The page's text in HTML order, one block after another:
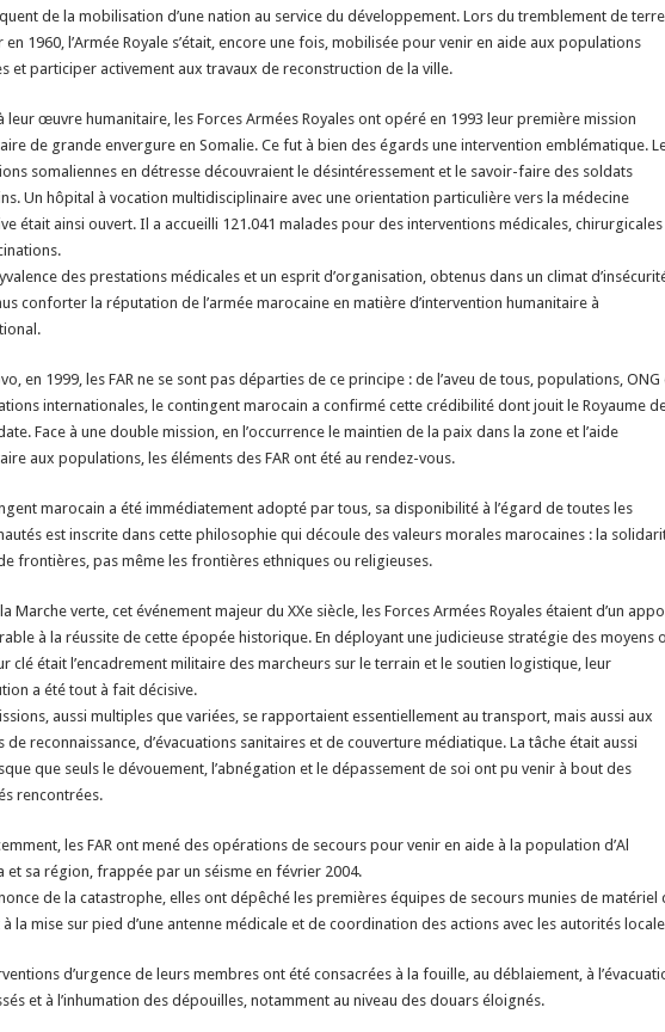
de la mobilisation d’une nation au service du développement. Lors du tremblement de terre
en 1960, l’Armée Royale s’était, encore une fois, mobilisée pour venir en aide aux populations
et participer activement aux travaux de reconstruction de la ville.
leur œuvre humanitaire, les Forces Armées Royales ont opéré en 1993 leur première mission
de grande envergure en Somalie. Ce fut à bien des égards une intervention emblématique.
somaliennes en détresse découvraient le désintéressement et le savoir-faire des soldats
Un hôpital à vocation multidisciplinaire avec une orientation particulière vers la médecine
était ainsi ouvert. Il a accueilli 121.041 malades pour des interventions médicales, chirurgicales
des prestations médicales et un esprit d’organisation, obtenus dans un climat
conforter la réputation de l’armée marocaine en matière d’intervention humanitaire à
en 1999, les FAR ne se sont pas départies de ce principe : de l’aveu de tous, populations, ONG
internationales, le contingent marocain a confirmé cette crédibilité dont jouit le Royaume
Face à une double mission, en l’occurrence le maintien de la paix dans la zone et l’aide
aux populations, les éléments des FAR ont été au rendez-vous.
marocain a été immédiatement adopté par tous, sa disponibilité à l’égard de toutes les
est inscrite dans cette philosophie qui découle des valeurs morales marocaines : la
frontières, pas même les frontières ethniques ou religieuses.
Marche verte, cet événement majeur du XXe siècle, les Forces Armées Royales étaient d’un
à la réussite de cette épopée historique. En déployant une judicieuse stratégie des moyens
clé était l’encadrement militaire des marcheurs sur le terrain et le soutien logistique, leur
a été tout à fait décisive.
aussi multiples que variées, se rapportaient essentiellement au transport, mais aussi aux
de reconnaissance, d’évacuations sanitaires et de couverture médiatique. La tâche était aussi
que seuls le dévouement, l’abnégation et le dépassement de soi ont pu venir à bout des
rencontrées.
les FAR ont mené des opérations de secours pour venir en aide à la population d’Al
et sa région, frappée par un séisme en février 2004.
de la catastrophe, elles ont dépêché les premières équipes de secours munies de matériel
à la mise sur pied d’une antenne médicale et de coordination des actions avec les autorités
d’urgence de leurs membres ont été consacrées à la fouille, au déblaiement, à
et à l’inhumation des dépouilles, notamment au niveau des douars éloignés.